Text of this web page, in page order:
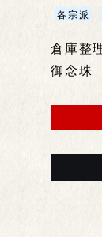
各宗派
倉庫整
御念